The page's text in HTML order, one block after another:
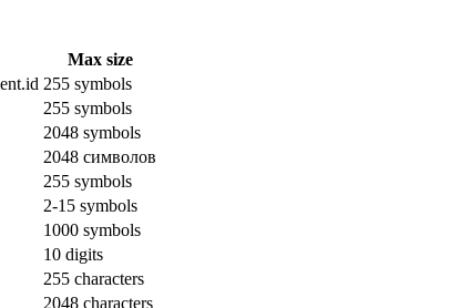
Max size
255 symbols
255 symbols
2048 symbols
2048 символов
255 symbols
2-15 symbols
1000 symbols
10 digits
255 characters
2048 characters